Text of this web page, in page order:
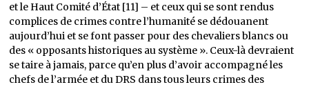
et le Haut Comité d’État [11] – et ceux qui se sont rendus
complices de crimes contre l’humanité se dédouanent
aujourd’hui et se font passer pour des chevaliers blancs ou
des « opposants historiques au système ». Ceux-là devraient
se taire à jamais, parce qu’en plus d’avoir accompagné les
chefs de l’armée et du DRS dans tous leurs crimes des